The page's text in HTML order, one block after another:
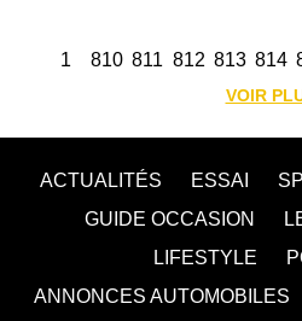
1 810 811 812 813 814
VOIR
ACTUALITÉS ESSAI
GUIDE OCCASION
LIFESTYLE
ANNONCES AUTOMOBILES